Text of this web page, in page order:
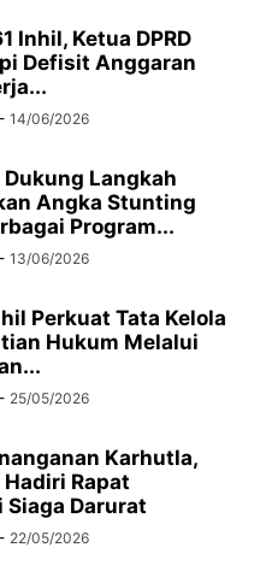
Inhil, Ketua DPRD
Defisit Anggaran
- 14/06/2026
Dukung Langkah
Angka Stunting
Program...
- 13/06/2026
Perkuat Tata Kelola
Hukum Melalui
- 25/05/2026
Karhutla,
Hadiri Rapat
Siaga Darurat
- 22/05/2026